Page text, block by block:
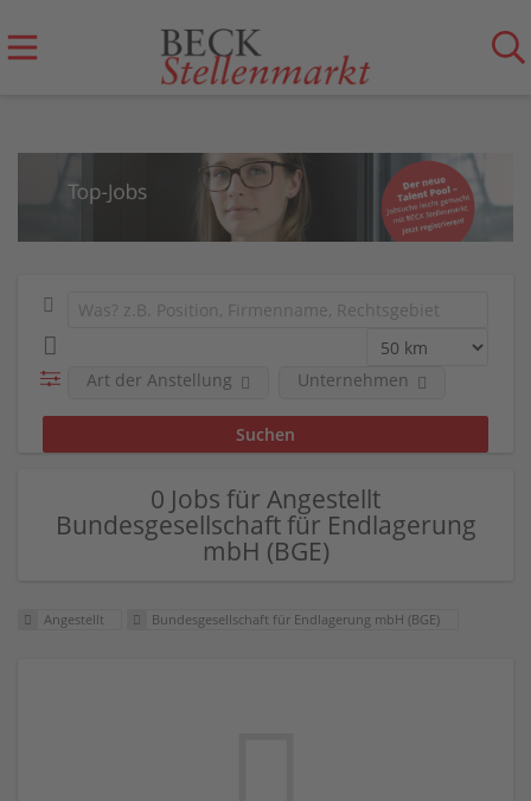
Art der Anstellung Unternehmen
0 Jobs für Angestellt
Bundesgesellschaft für Endlagerung
mbH (BGE)
Angestellt Bundesgesellschaft für Endlagerung mbH (BGE)